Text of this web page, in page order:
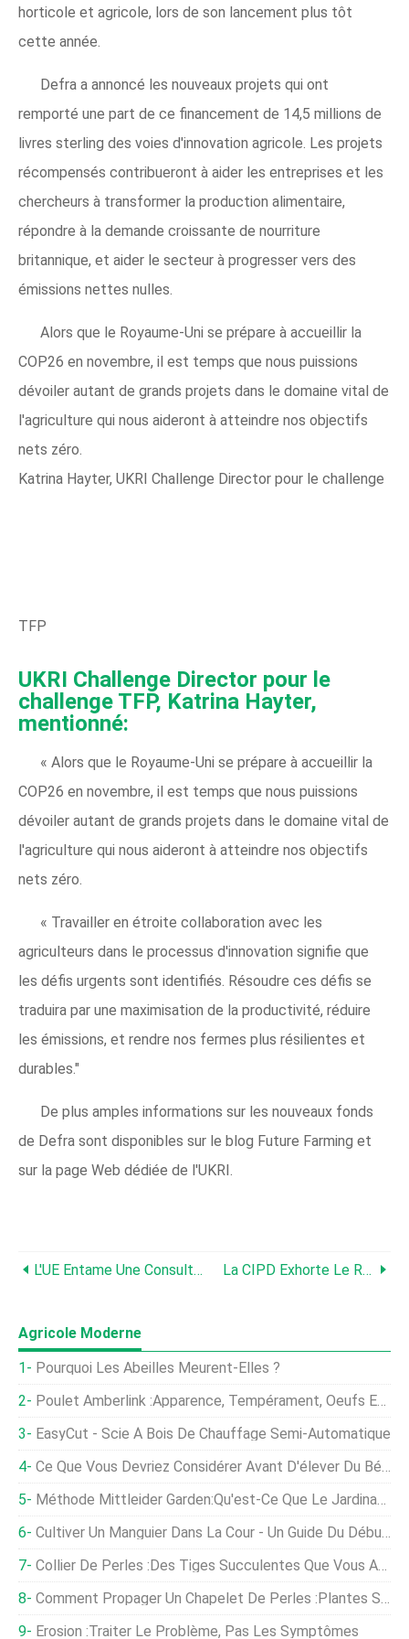
horticole et agricole, lors de son lancement plus tôt
cette année.
Defra a annoncé les nouveaux projets qui ont
remporté une part de ce financement de 14,5 millions de
livres sterling des voies d'innovation agricole. Les projets
récompensés contribueront à aider les entreprises et les
chercheurs à transformer la production alimentaire,
répondre à la demande croissante de nourriture
britannique, et aider le secteur à progresser vers des
émissions nettes nulles.
Alors que le Royaume-Uni se prépare à accueillir la
COP26 en novembre, il est temps que nous puissions
dévoiler autant de grands projets dans le domaine vital de
l'agriculture qui nous aideront à atteindre nos objectifs
nets zéro.
Katrina Hayter, UKRI Challenge Director pour le challenge
TFP
UKRI Challenge Director pour le
challenge TFP, Katrina Hayter,
mentionné:
« Alors que le Royaume-Uni se prépare à accueillir la
COP26 en novembre, il est temps que nous puissions
dévoiler autant de grands projets dans le domaine vital de
l'agriculture qui nous aideront à atteindre nos objectifs
nets zéro.
« Travailler en étroite collaboration avec les
agriculteurs dans le processus d'innovation signifie que
les défis urgents sont identifiés. Résoudre ces défis se
traduira par une maximisation de la productivité, réduire
les émissions, et rendre nos fermes plus résilientes et
durables."
De plus amples informations sur les nouveaux fonds
de Defra sont disponibles sur le blog Future Farming et
sur la page Web dédiée de l'UKRI.
L'UE Entame Une Consultation Sur Une Nouvelle Législation Sur Le Bien-Être Animal La CIPD Exhorte Le Royaume-Uni À Fournir Davantage De Visas Temporaires Aux Travailleurs De L'UE En Tant Que «soupape De Sécurité»
Agricole Moderne
Pourquoi Les Abeilles Meurent-Elles ?
Poulet Amberlink :Apparence, Tempérament, Oeufs Et Conseils D'élevage
EasyCut - Scie À Bois De Chauffage Semi-Automatique
Ce Que Vous Devriez Considérer Avant D'élever Du Bétail
Méthode Mittleider Garden:Qu'est-Ce Que Le Jardinage Mittleider
Cultiver Un Manguier Dans La Cour - Un Guide Du Débutant
Collier De Perles :des Tiges Succulentes Que Vous Adorerez
Comment Propager Un Chapelet De Perles :plantes Succulentes Rapides
Érosion :Traiter Le Problème, Pas Les Symptômes